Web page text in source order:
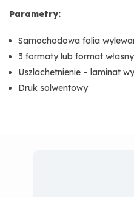
Parametry:
Samochodowa folia
3 formaty lub format
Uszlachetnienie – laminat
Druk solwentowy